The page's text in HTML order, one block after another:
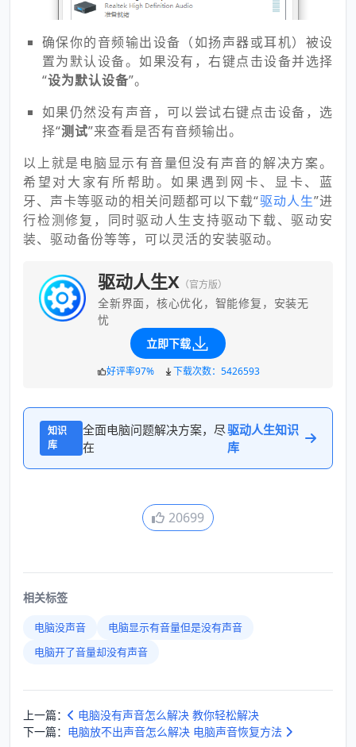
确保你的音频输出设备（如扬声器或耳机）被设
置为默认设备。如果没有，右键点击设备并选择
“设为默认设备”。
如果仍然没有声音，可以尝试右键点击设备，选
择“测试”来查看是否有音频输出。
以上就是电脑显示有音量但没有声音的解决方案。
希望对大家有所帮助。如果遇到网卡、显卡、蓝
牙、声卡等驱动的相关问题都可以下载“驱动人生”进
行检测修复，同时驱动人生支持驱动下载、驱动安
装、驱动备份等等，可以灵活的安装驱动。
驱动人生X （官方版）
全新界面，核心优化，智能修复，安装无
忧
立即下载
好评率97% 下载次数：5426593
知识
库
全面电脑问题解决方案，尽
在
驱动人生知识
库
20699
相关标签
电脑没声音
电脑显示有音量但是没有声音
电脑开了音量却没有声音
上一篇：
电脑没有声音怎么解决 教你轻松解决
下一篇： 电脑放不出声音怎么解决 电脑声音恢复方法